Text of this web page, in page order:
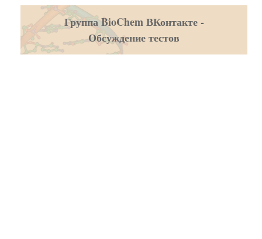
Группа BioChem ВКонтакте -
Обсуждение тестов